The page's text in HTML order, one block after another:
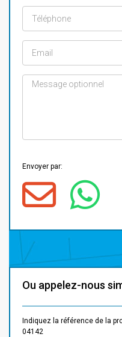
Envoyer par:
Ou appelez-nous
Indiquez la référence de la
04142